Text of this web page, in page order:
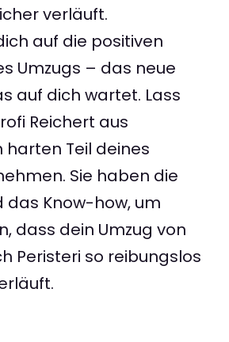
verläuft.
auf die positiven
Umzugs – das neue
auf dich wartet. Lass
Reichert aus
Teil deines
Sie haben die
das Know-how, um
dass dein Umzug von
Peristeri so reibungslos